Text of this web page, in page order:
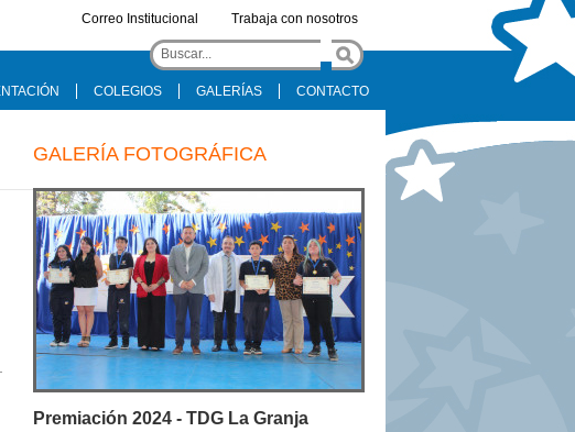
Correo Institucional Trabaja con nosotros
COLEGIOS GALERÍAS CONTACTO
GALERÍA FOTOGRÁFICA
Premiación 2024 - TDG La Granja